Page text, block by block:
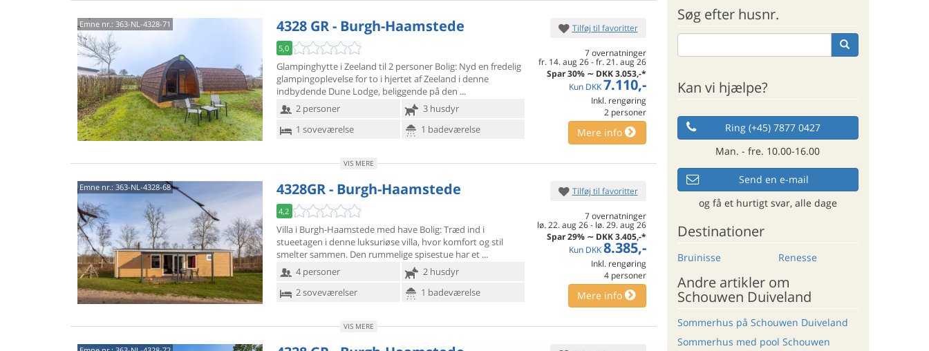
Emne nr.: 363-NL-4328-71 4328 GR - Burgh-Haamstede
5,0
Glampinghytte i Zeeland til 2 personer Bolig: Nyd en fredelig
glampingoplevelse for to i hjertet af Zeeland i denne
indbydende Dune Lodge, beliggende på den
2 personer
3 husdyr
1 soveværelse
1 badeværelse
Tilføj til favoritter
7 overnatninger
fr. 14. aug 26-fr. 21. aug 26
Spar 30% ∼ DKK 3.053,-*
Kun DKK 7.110,-
Inkl. rengøring
2 personer
Mere info
VIS MERE
Emne nr.: 363-NL-4328-68 4328GR - Burgh-Haamstede
4,2
Villa i Burgh-Haamstede med have Bolig: Træd ind i
stueetagen i denne luksuriøse villa, hvor komfort og stil
smelter sammen. Den rummelige spisestue har et
4 personer
2 husdyr
2 soveværelser
1 badeværelse
Tilføj til favoritter
7 overnatninger
lø. 22. aug 26- lø. 29. aug 26
Spar 29% ∼ DKK 3.405,-*
Kun DKK 8.385,-
Inkl. rengøring
4 personer
Mere info
VIS MERE
Søg efter husnr.
Kan vi hjælpe?
Ring (+45) 7877 0427
Man. - fre. 10.00-16.00
Send en e-mail
og få et hurtigt svar, alle dage
Destinationer
Bruinisse Renesse
Andre artikler om
Schouwen Duiveland
Sommerhus på Schouwen Duiveland
Sommerhus med pool Schouwen